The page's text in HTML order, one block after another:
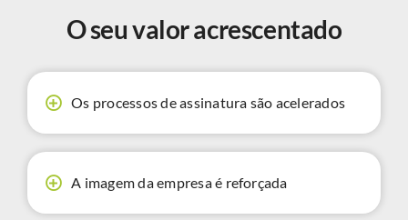
O seu valor acrescentado
Os processos de assinatura são acelerados
A imagem da empresa é reforçada